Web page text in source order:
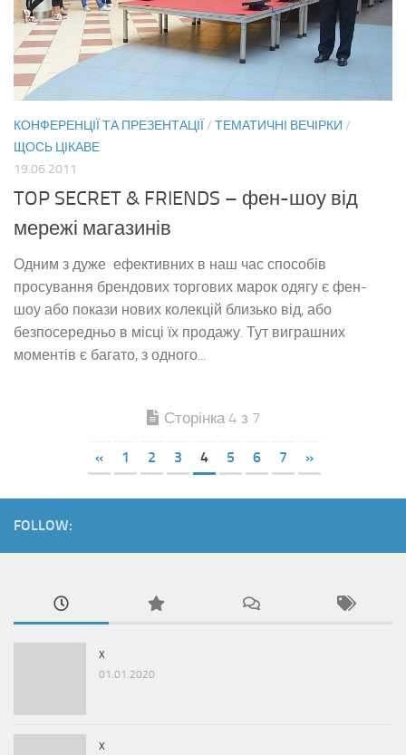
КОНФЕРЕНЦІЇ ТА ПРЕЗЕНТАЦІЇ / ТЕМАТИЧНІ ВЕЧІРКИ /
ЩОСЬ ЦІКАВЕ
19.06.2011
TOP SECRET & FRIENDS – фен-шоу від
мережі магазинів
Одним з дуже ефективних в наш час способів
просування брендових торгових марок одягу є фен-
шоу або покази нових колекцій близько від, або
безпосередньо в місці їх продажу. Тут виграшних
моментів є багато, з одного...
Сторінка 4 з 7
« 1 2 3 4 5 6 7 »
FOLLOW:
x
01.01.2020
x